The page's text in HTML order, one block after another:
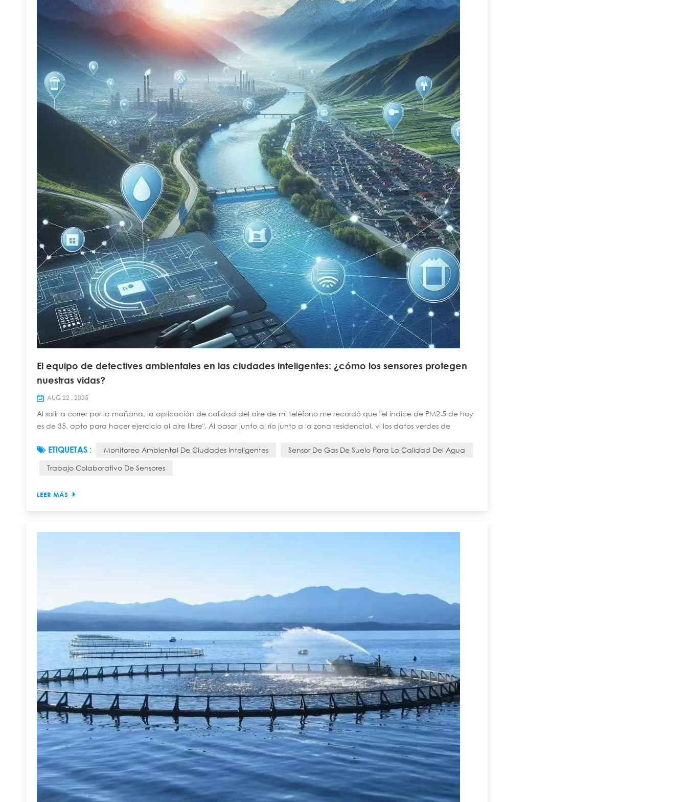
El equipo de detectives ambientales en las ciudades inteligentes: ¿cómo los sensores protegen
nuestras vidas?
AUG 22 , 2025
Al salir a correr por la mañana, la aplicación de calidad del aire de mi teléfono me recordó que "el índice de PM2.5 de hoy
es de 35, apto para hacer ejercicio al aire libre". Al pasar junto al río junto a la zona residencial, vi los datos verdes de
escuché al vendedor decir: "El ...
ETIQUETAS : Monitoreo Ambiental De Ciudades Inteligentes Sensor De Gas De Suelo Para La Calidad Del Agua
Trabajo Colaborativo De Sensores
LEER MÁS